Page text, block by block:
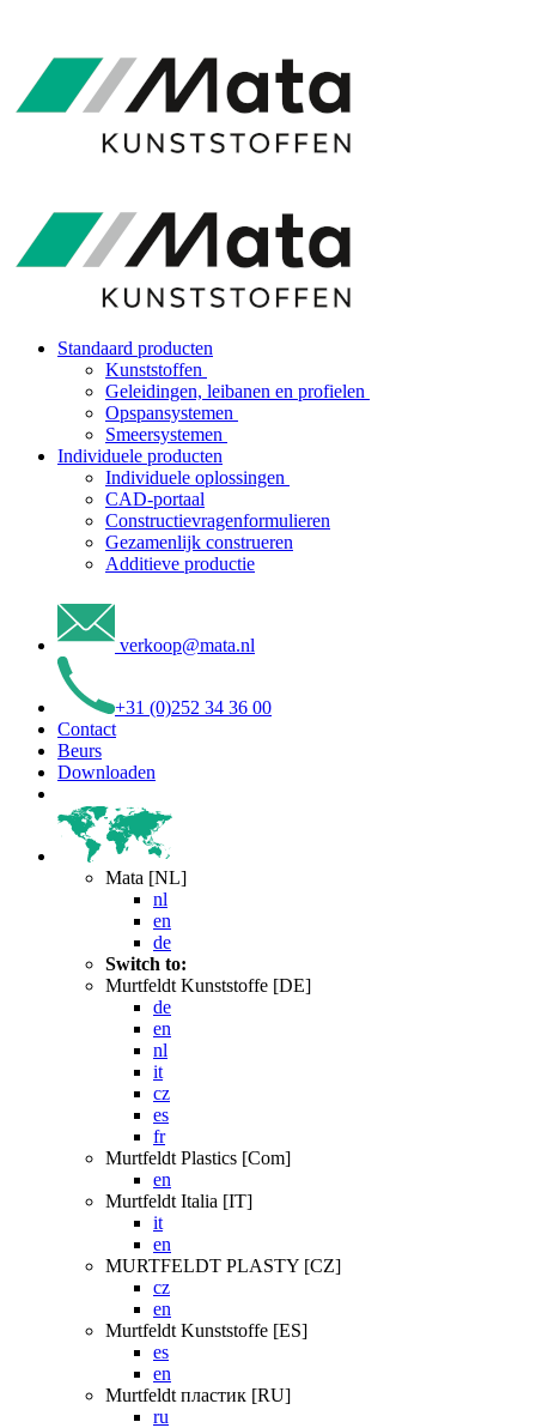
Standaard producten
Kunststoffen
Geleidingen, leibanen en profielen
Opspansystemen
Smeersystemen
Individuele producten
Individuele oplossingen
CAD-portaal
Constructievragenformulieren
Gezamenlijk construeren
Additieve productie
verkoop@mata.nl
+31 (0)252 34 36 00
Contact
Beurs
Downloaden
Mata [NL]
nl
en
de
Switch to:
Murtfeldt Kunststoffe [DE]
de
en
nl
it
cz
es
fr
Murtfeldt Plastics [Com]
en
Murtfeldt Italia [IT]
it
en
MURTFELDT PLASTY [CZ]
cz
en
Murtfeldt Kunststoffe [ES]
es
en
Murtfeldt пластик [RU]
ru